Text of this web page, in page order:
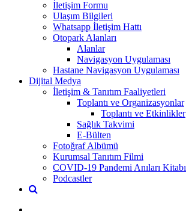
İletişim Formu
Ulaşım Bilgileri
Whatsapp İletişim Hattı
Otopark Alanları
Alanlar
Navigasyon Uygulaması
Hastane Navigasyon Uygulaması
Dijital Medya
İletişim & Tanıtım Faaliyetleri
Toplantı ve Organizasyonlar
Toplantı ve Etkinlikler
Sağlık Takvimi
E-Bülten
Fotoğraf Albümü
Kurumsal Tanıtım Filmi
COVID-19 Pandemi Anıları Kitabı
Podcastler